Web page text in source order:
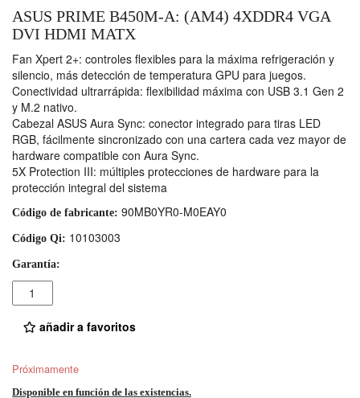
ASUS PRIME B450M-A: (AM4) 4XDDR4 VGA
DVI HDMI MATX
Fan Xpert 2+: controles flexibles para la máxima refrigeración y
silencio, más detección de temperatura GPU para juegos.
Conectividad ultrarrápida: flexibilidad máxima con USB 3.1 Gen 2
y M.2 nativo.
Cabezal ASUS Aura Sync: conector integrado para tiras LED
RGB, fácilmente sincronizado con una cartera cada vez mayor de
hardware compatible con Aura Sync.
5X Protection III: múltiples protecciones de hardware para la
protección integral del sistema
Código de fabricante: 90MB0YR0-M0EAY0
Código Qi: 10103003
Garantía:
Cantidad
añadir a favoritos
Próximamente
Disponible en función de las existencias.